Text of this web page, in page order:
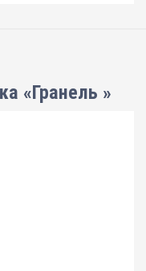
«Гранель »